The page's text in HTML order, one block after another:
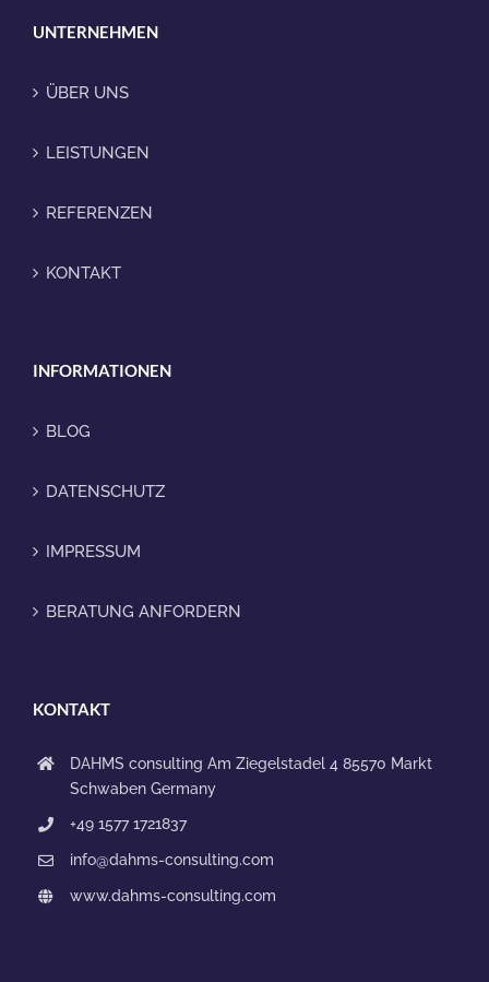
UNTERNEHMEN
ÜBER UNS
LEISTUNGEN
REFERENZEN
KONTAKT
INFORMATIONEN
BLOG
DATENSCHUTZ
IMPRESSUM
BERATUNG ANFORDERN
KONTAKT
DAHMS consulting Am Ziegelstadel 4 85570 Markt
Schwaben Germany
+49 1577 1721837
info@dahms-consulting.com
www.dahms-consulting.com